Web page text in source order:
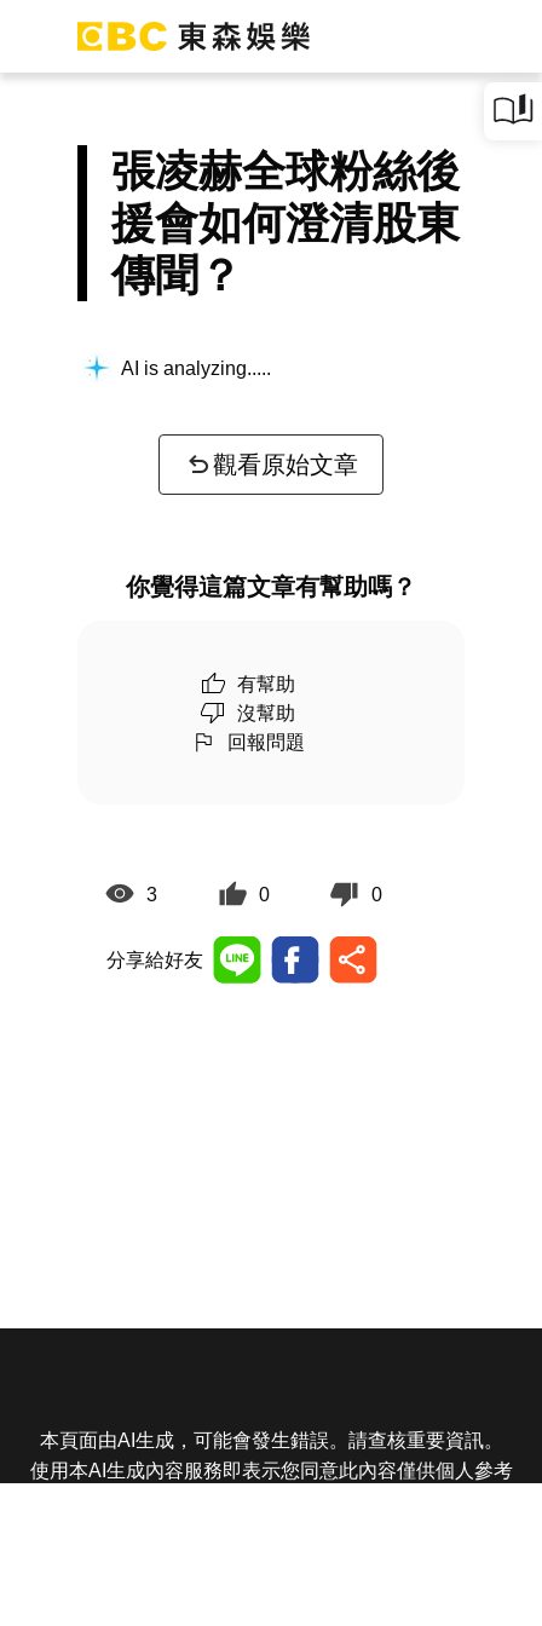
張凌赫全球粉絲後
援會如何澄清股東
傳聞？
AI is analyzing...
觀看原始文章
你覺得這篇文章有幫助嗎？
有幫助
沒幫助
回報問題
3 0 0
分享給好友
本頁面由AI生成，可能會發生錯誤。請查核重要資訊。
使用本AI生成內容服務即表示您同意此內容僅供個人參考